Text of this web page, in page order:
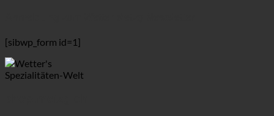
[sibwp_form id=1]